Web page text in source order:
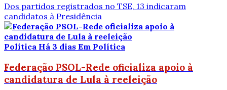
Dos partidos registrados no TSE, 13 indicaram
candidatos à Presidência
Política Há 3 dias Em Política
Federação PSOL-Rede oficializa apoio à
candidatura de Lula à reeleição